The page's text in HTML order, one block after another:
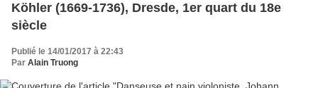
Köhler (1669-1736), Dresde, 1er quart du 18e
siècle
Publié le 14/01/2017 à 22:43
Par Alain Truong